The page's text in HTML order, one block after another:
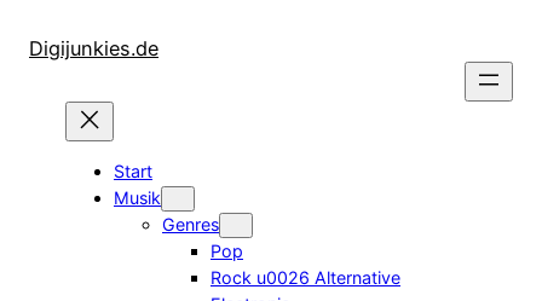
InhaltDigijunkies.de
Start
Musik
Genres
Pop
Rock u0026 Alternative